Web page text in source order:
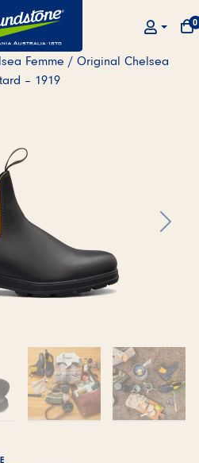
MON
0
Femme / Original Chelsea
– 1919